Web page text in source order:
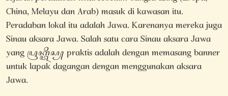
China, Melayu dan Arab) masuk di kawasan itu.
Peradaban lokal itu adalah Jawa. Karenanya mereka juga
Sinau aksara Jawa. Salah satu cara Sinau aksara Jawa
yang ꦥꦿꦏ꧀ꦠꦶꦱ꧀ praktis adalah dengan memasang banner
untuk lapak dagangan dengan menggunakan aksara
Jawa.